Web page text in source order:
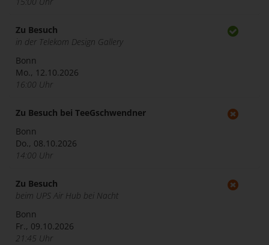
Zu Besuch
in der Telekom Design Gallery
Bonn
Mo., 12.10.2026
16:00 Uhr
Zu Besuch bei TeeGschwendner
Bonn
Do., 08.10.2026
14:00 Uhr
Zu Besuch
beim UPS Air Hub bei Nacht
Bonn
Fr., 09.10.2026
21:45 Uhr